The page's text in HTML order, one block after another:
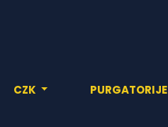
CZK PURGATORIJE